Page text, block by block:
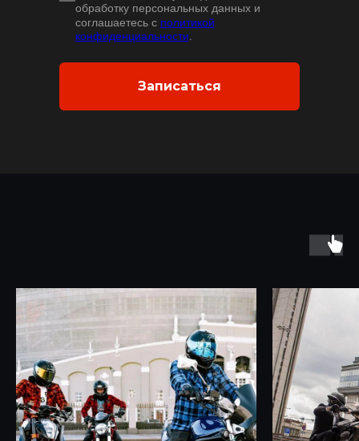
обработку персональных данных и
соглашаетесь с политикой
конфиденциальности
Записаться